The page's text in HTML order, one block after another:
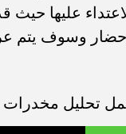
عليها حيث
وسوف يتم
تحليل مخدرات